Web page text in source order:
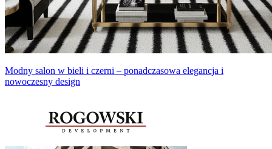
Modny salon w bieli i czerni – ponadczasowa elegancja i
nowoczesny design